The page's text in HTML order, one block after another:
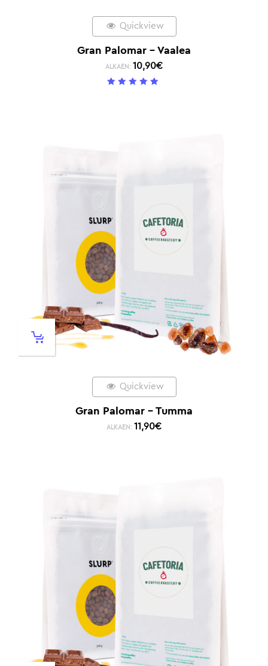
Quickview
Gran Palomar – Vaalea
ALKAEN: 10,90€
Quickview
Gran Palomar – Tumma
ALKAEN: 11,90€